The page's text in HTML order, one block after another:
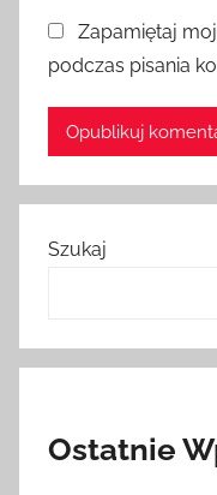
Zapamiętaj
podczas pisania
Szukaj
Ostatnie